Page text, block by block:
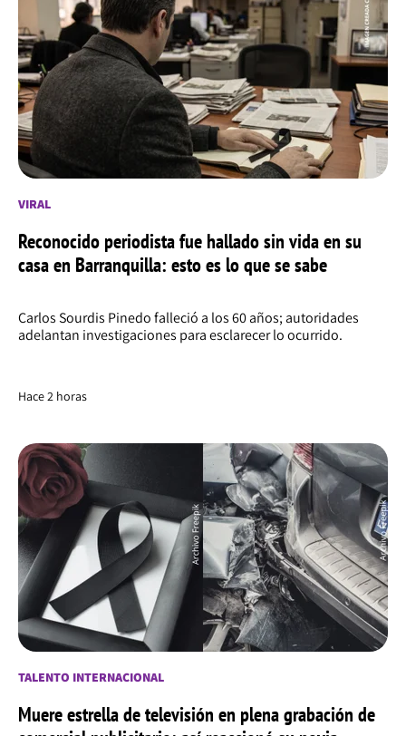
VIRAL
Reconocido periodista fue hallado sin vida en su
casa en Barranquilla: esto es lo que se sabe
Carlos Sourdis Pinedo falleció a los 60 años; autoridades
adelantan investigaciones para esclarecer lo ocurrido.
Hace 2 horas
TALENTO INTERNACIONAL
Muere estrella de televisión en plena grabación de